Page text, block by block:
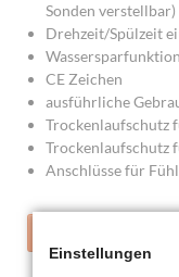
Sonden verstellbar)
Drehzeit/Spülzeit
Wassersparfunktion
CE Zeichen
ausführliche
Trockenlaufschutz
Trockenlaufschutz
Anschlüsse für
Einstellungen